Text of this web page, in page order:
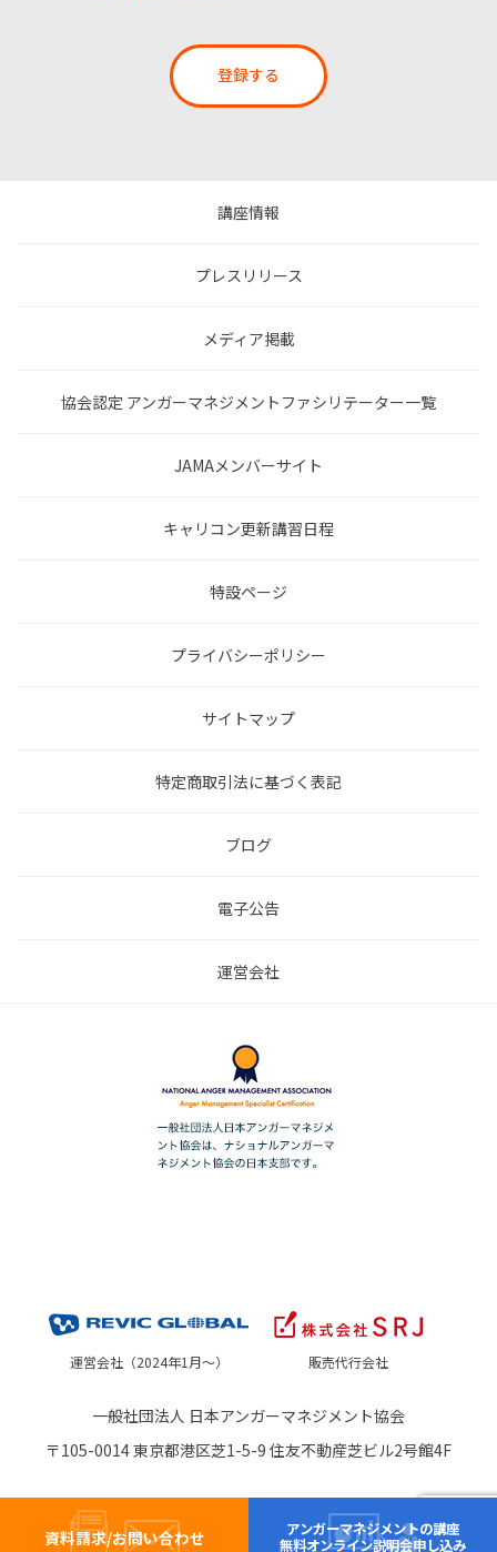
登録する
講座情報
プレスリリース
メディア掲載
協会認定 アンガーマネジメントファシリテーター一覧
JAMAメンバーサイト
キャリコン更新講習日程
特設ページ
プライバシーポリシー
サイトマップ
特定商取引法に基づく表記
ブログ
電子公告
運営会社
運営会社（2024年1月～） 販売代行会社
一般社団法人 日本アンガーマネジメント協会
〒105-0014 東京都港区芝1-5-9 住友不動産芝ビル2号館4F
資料請求/お問い合わせ
アンガーマネジメントの講座
無料オンライン説明会申し込み